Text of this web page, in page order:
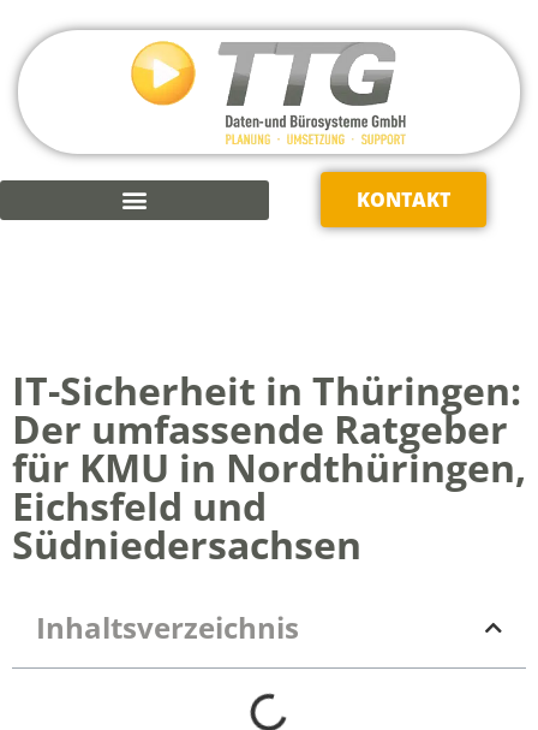
KONTAKT
IT-Sicherheit in Thüringen:
Der umfassende Ratgeber
für KMU in Nordthüringen,
Eichsfeld und
Südniedersachsen
Inhaltsverzeichnis